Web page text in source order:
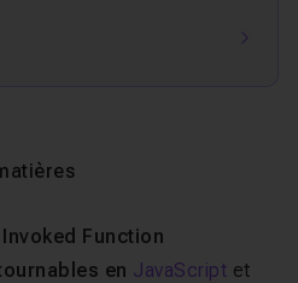
Function
en JavaScript et